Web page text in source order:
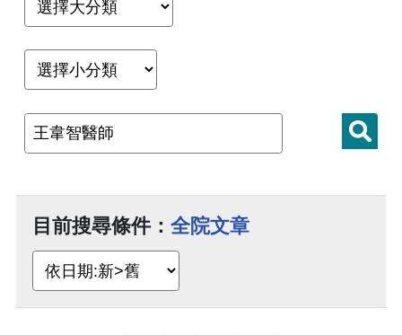
目前搜尋條件： 全院文章